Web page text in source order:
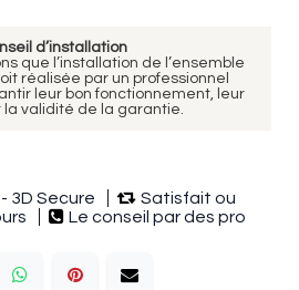
d’installation
que l’installation de l’ensemble
réalisée par un professionnel
leur bon fonctionnement, leur
validité de la garantie.
3D Secure
Satisfait ou
Le conseil par des pro